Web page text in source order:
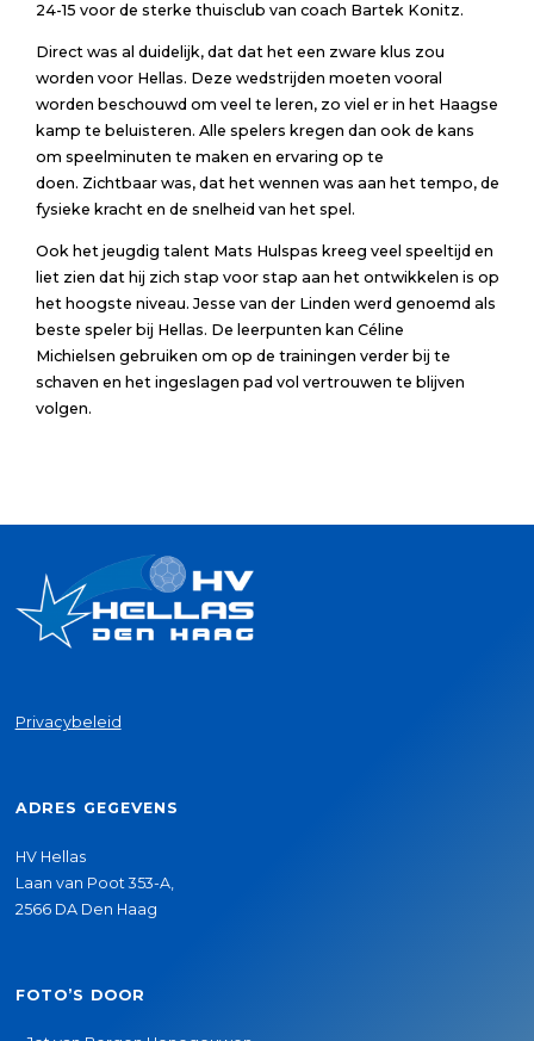
24-15 voor de sterke thuisclub van coach Bartek Konitz.
Direct was al duidelijk, dat dat het een zware klus zou
worden voor Hellas. Deze wedstrijden moeten vooral
worden beschouwd om veel te leren, zo viel er in het Haagse
kamp te beluisteren. Alle spelers kregen dan ook de kans
om speelminuten te maken en ervaring op te
doen. Zichtbaar was, dat het wennen was aan het tempo, de
fysieke kracht en de snelheid van het spel.
Ook het jeugdig talent Mats Hulspas kreeg veel speeltijd en
liet zien dat hij zich stap voor stap aan het ontwikkelen is op
het hoogste niveau. Jesse van der Linden werd genoemd als
beste speler bij Hellas. De leerpunten kan Céline
Michielsen gebruiken om op de trainingen verder bij te
schaven en het ingeslagen pad vol vertrouwen te blijven
volgen.
Privacybeleid
ADRES GEGEVENS
HV Hellas
Laan van Poot 353-A,
2566 DA Den Haag
FOTO’S DOOR